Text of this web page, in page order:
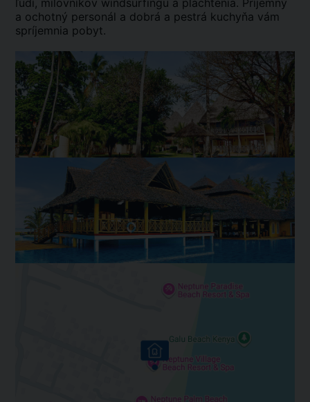
ľudí, milovníkov windsurfingu a plachtenia. Príjemný
a ochotný personál a dobrá a pestrá kuchyňa vám
spríjemnia pobyt.